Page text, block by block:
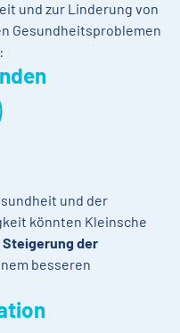
und zur Linderung von
Gesundheitsproblemen
und der
könnten Kleinsche
Steigerung der
besseren